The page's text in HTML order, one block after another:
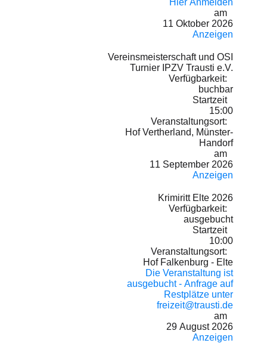
am
11 Oktober 2026
Anzeigen
Vereinsmeisterschaft und OSI
Turnier IPZV Trausti e.V.
Verfügbarkeit:
buchbar
Startzeit
15:00
Veranstaltungsort:
Hof Vertherland, Münster-
Handorf
am
11 September 2026
Anzeigen
Krimiritt Elte 2026
Verfügbarkeit:
ausgebucht
Startzeit
10:00
Veranstaltungsort:
Hof Falkenburg - Elte
Die Veranstaltung ist
ausgebucht - Anfrage auf
Restplätze unter
freizeit@trausti.de
am
29 August 2026
Anzeigen